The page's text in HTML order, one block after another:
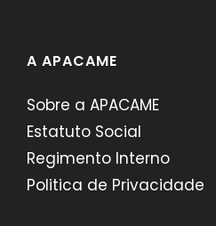
A APACAME
Sobre a APACAME
Estatuto Social
Regimento Interno
Politica de Privacidade